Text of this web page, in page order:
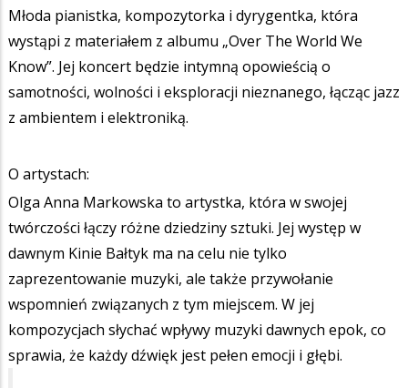
Młoda pianistka, kompozytorka i dyrygentka, która
wystąpi z materiałem z albumu „Over The World We
Know”. Jej koncert będzie intymną opowieścią o
samotności, wolności i eksploracji nieznanego, łącząc jazz
z ambientem i elektroniką.
O artystach:
Olga Anna Markowska to artystka, która w swojej
twórczości łączy różne dziedziny sztuki. Jej występ w
dawnym Kinie Bałtyk ma na celu nie tylko
zaprezentowanie muzyki, ale także przywołanie
wspomnień związanych z tym miejscem. W jej
kompozycjach słychać wpływy muzyki dawnych epok, co
sprawia, że każdy dźwięk jest pełen emocji i głębi.